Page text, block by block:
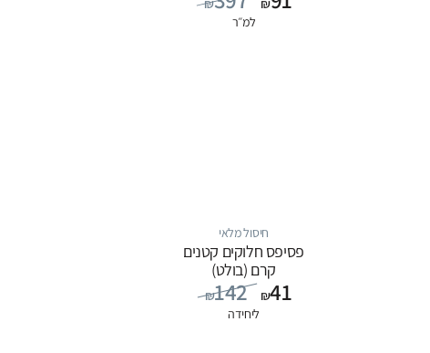
₪ ₪
למ״ר
חיסול מלאי
פסיפס חלוקים קטנים
קרם (בולט)
₪142 ₪41
ליחידה